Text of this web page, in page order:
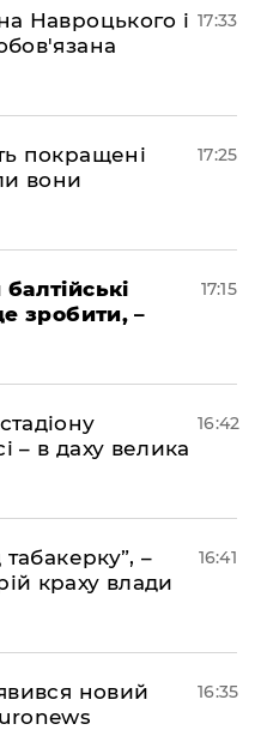
Навроцького і 17:33
покращені
вони
17:25
зробити, –
17:15
– в даху велика
16:42
табакерку”, –
краху влади
16:41
новий
16:35